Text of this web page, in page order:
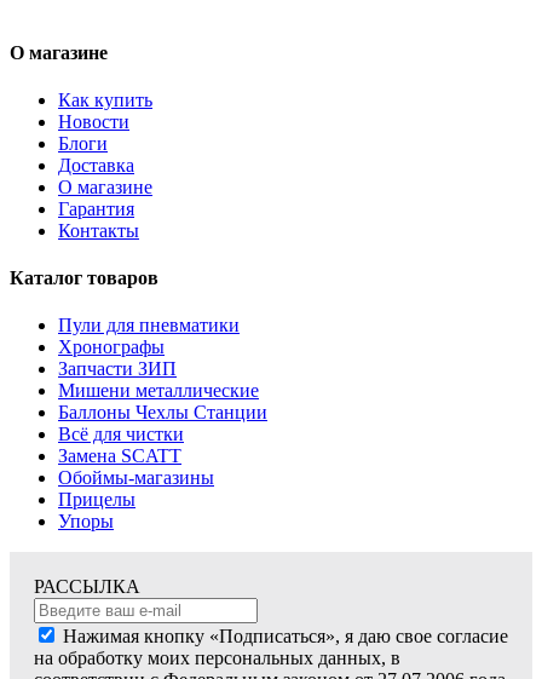
О магазине
Как купить
Новости
Блоги
Доставка
О магазине
Гарантия
Контакты
Каталог товаров
Пули для пневматики
Хронографы
Запчасти ЗИП
Мишени металлические
Баллоны Чехлы Станции
Всё для чистки
Замена SCATT
Обоймы-магазины
Прицелы
Упоры
РАССЫЛКА
Нажимая кнопку «Подписаться», я даю свое согласие
на обработку моих персональных данных, в